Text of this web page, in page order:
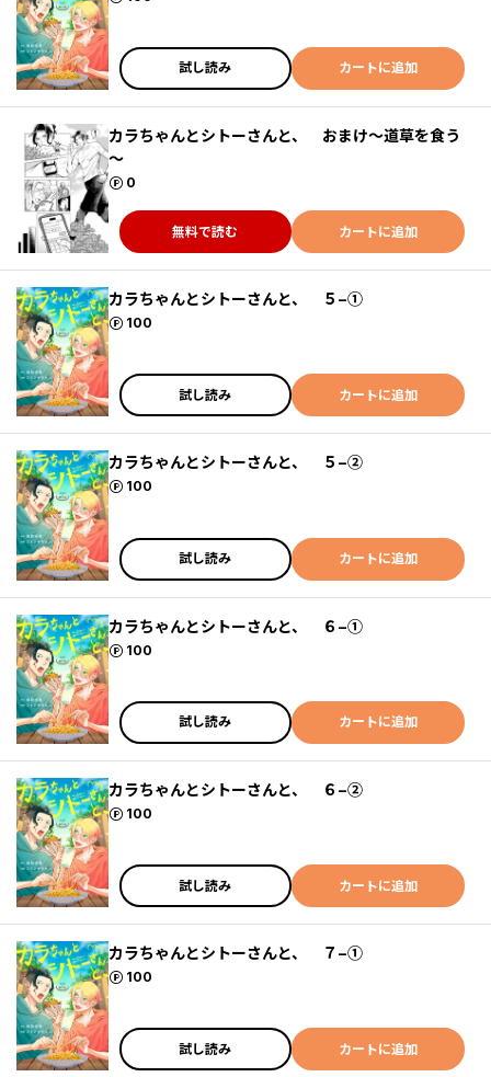
試し読み カートに追加
カラちゃんとシトーさんと、 おまけ～道草を食う
～
0
ポイント
無料で読む カートに追加
カラちゃんとシトーさんと、 ５−①
100
ポイント
試し読み カートに追加
カラちゃんとシトーさんと、 ５−②
100
ポイント
試し読み カートに追加
カラちゃんとシトーさんと、 ６−①
100
ポイント
試し読み カートに追加
カラちゃんとシトーさんと、 ６−②
100
ポイント
試し読み カートに追加
カラちゃんとシトーさんと、 ７−①
100
ポイント
試し読み カートに追加